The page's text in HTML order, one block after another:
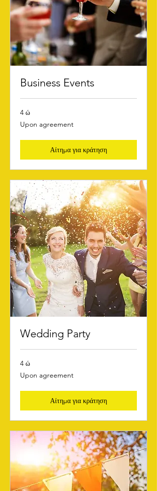
Business Events
4 ώ
Upon
agreement
Upon agreement
Αίτημα για κράτηση
Wedding Party
4 ώ
Upon
agreement
Upon agreement
Αίτημα για κράτηση